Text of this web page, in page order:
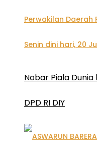
Nobar Piala
DPD RI DIY